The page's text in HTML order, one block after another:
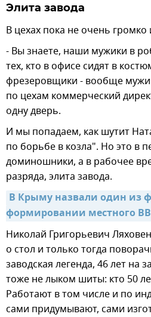
Элита завода
В цехах пока не очень громко
- Вы знаете, наши мужики в
тех, кто в офисе сидят в
фрезеровщики - вообще
по цехам коммерческий
одну дверь.
И мы попадаем, как шутит
по борьбе в козла". Но это в
доминошники, а в рабочее
разряда, элита завода.
В Крыму назвали один из
формировании местного
Николай Григорьевич
о стол и только тогда
заводская легенда, 46 лет на
тоже не лыком шиты: кто 50
Работают в том числе и по
сами придумывают, сами